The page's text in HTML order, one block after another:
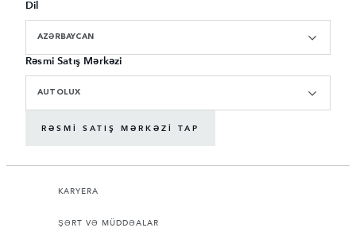
Dil
AZƏRBAYCAN
Rəsmi Satış Mərkəzi
AUTOLUX
RƏSMI SATIŞ MƏRKƏZI TAP
KARYERA
ŞƏRT VƏ MÜDDƏALAR